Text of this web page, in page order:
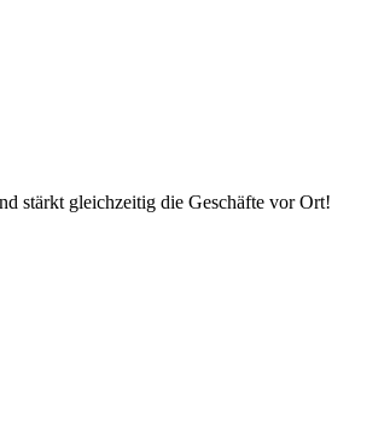
stärkt gleichzeitig die Geschäfte vor Ort!